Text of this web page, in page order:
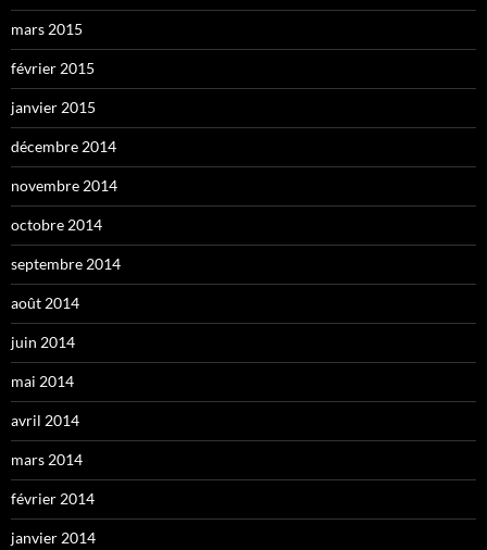
mars 2015
février 2015
janvier 2015
décembre 2014
novembre 2014
octobre 2014
septembre 2014
août 2014
juin 2014
mai 2014
avril 2014
mars 2014
février 2014
janvier 2014